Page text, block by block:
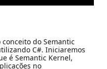
do Semantic
C#. Iniciaremos
é Semantic Kernel,
no